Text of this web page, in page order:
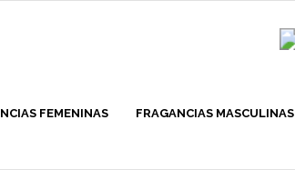
FEMENINAS FRAGANCIAS MASCULINAS